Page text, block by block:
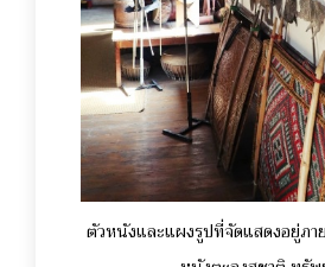
ตัวหนังและแผงรูปที่จัดแสดงอยู่ภ